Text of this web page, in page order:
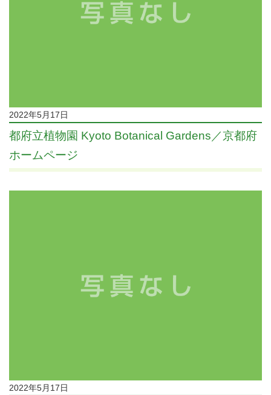
2022年5月17日
都府立植物園 Kyoto Botanical Gardens／京都府
ホームページ
2022年5月17日